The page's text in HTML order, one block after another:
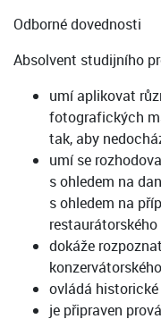
Odborné dovednosti
Absolvent studijního
umí aplikovat
fotografických
tak, aby
umí se
s ohledem na
s ohledem na
dokáže
ovládá
je připraven